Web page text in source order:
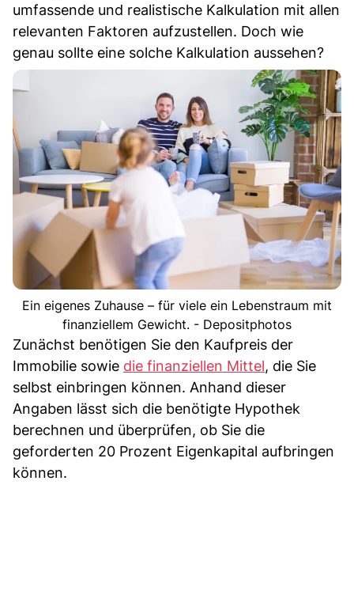
umfassende und realistische Kalkulation mit allen
relevanten Faktoren aufzustellen. Doch wie
genau sollte eine solche Kalkulation aussehen?
Ein eigenes Zuhause – für viele ein Lebenstraum mit
finanziellem Gewicht. - Depositphotos
Zunächst benötigen Sie den Kaufpreis der
Immobilie sowie die finanziellen Mittel, die Sie
selbst einbringen können. Anhand dieser
Angaben lässt sich die benötigte Hypothek
berechnen und überprüfen, ob Sie die
geforderten 20 Prozent Eigenkapital aufbringen
können.